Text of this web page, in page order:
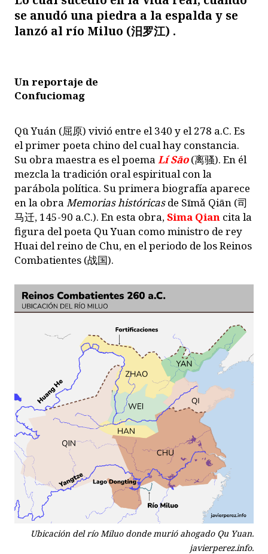
se anudó una piedra a la espalda y se
lanzó al río Miluo (汨罗江) .
Un reportaje de
Confuciomag
Qū Yuán (屈原) vivió entre el 340 y el 278 a.C. Es
el primer poeta chino del cual hay constancia.
Su obra maestra es el poemaLí Sāo(离骚). En él
mezcla la tradición oral espiritual con la
parábola política. Su primera biografía aparece
en la obraMemorias históricasde Sīmǎ Qiān (司
马迁, 145-90 a.C.). En esta obra,Sima Qian cita la
figura del poeta Qu Yuan como ministro de rey
Huai del reino de Chu, en el periodo de los Reinos
Combatientes (战国).
Ubicación del río Miluo donde murió ahogado Qu Yuan.
javierperez.info.